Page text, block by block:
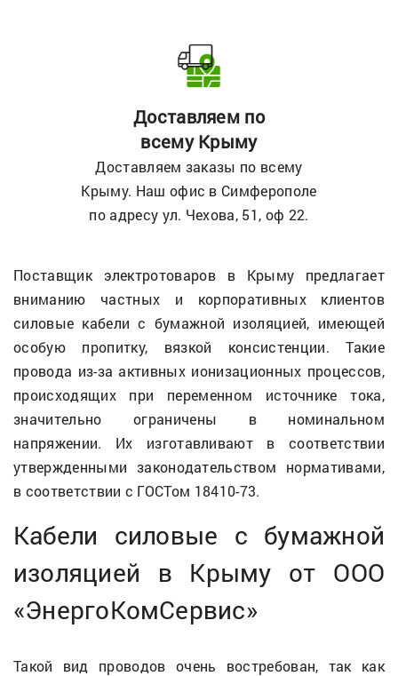
Доставляем по
всему Крыму
Доставляем заказы по всему
Крыму. Наш офис в Симферополе
по адресу ул. Чехова, 51, оф 22.
Поставщик электротоваров в Крыму предлагает
вниманию частных и корпоративных клиентов
силовые кабели с бумажной изоляцией, имеющей
особую пропитку, вязкой консистенции. Такие
провода из-за активных ионизационных процессов,
происходящих при переменном источнике тока,
значительно ограничены в номинальном
напряжении. Их изготавливают в соответствии
утвержденными законодательством нормативами,
в соответствии с ГОСТом 18410-73.
Кабели силовые с бумажной
изоляцией в Крыму от ООО
«ЭнергоКомСервис»
Такой вид проводов очень востребован, так как